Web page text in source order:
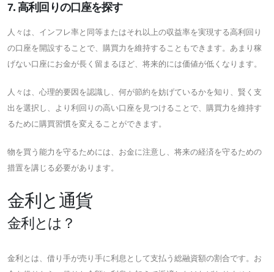
7. 高利回りの口座を探す
人々は、インフレ率と同等またはそれ以上の収益率を実現する高利回り
の口座を開設することで、購買力を維持することもできます。あまり稼
げない口座にお金が長く留まるほど、将来的には価値が低くなります。
人々は、心理的要因を認識し、何が節約を妨げているかを知り、賢く支
出を選択し、より利回りの高い口座を見つけることで、購買力を維持す
るために購買習慣を変えることができます。
物を買う能力を守るためには、お金に注意し、将来の経済を守るための
措置を講じる必要があります。
金利と通貨
金利とは？
金利とは、借り手が売り手に利息として支払う総融資額の割合です。お